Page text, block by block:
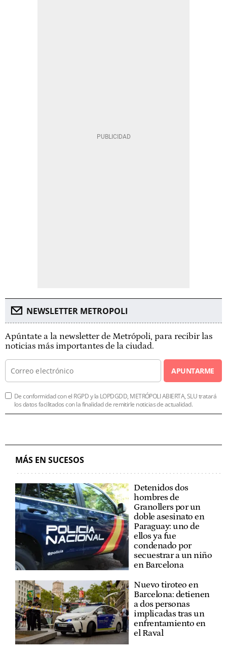
NEWSLETTER METROPOLI
Apúntate a la newsletter de Metrópoli, para recibir las
noticias más importantes de la ciudad.
APUNTARME
De conformidad con el RGPD y la LOPDGDD, METRÓPOLI ABIERTA, SLU tratará
los datos facilitados con la finalidad de remitirle noticias de actualidad.
MÁS EN SUCESOS
Detenidos dos
hombres de
Granollers por un
doble asesinato en
Paraguay: uno de
ellos ya fue
condenado por
secuestrar a un niño
en Barcelona
Nuevo tiroteo en
Barcelona: detienen
a dos personas
implicadas tras un
enfrentamiento en
el Raval